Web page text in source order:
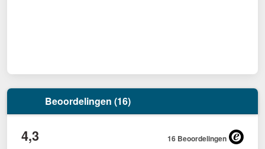
Beoordelingen (16)
4,3 16 Beoordelingen